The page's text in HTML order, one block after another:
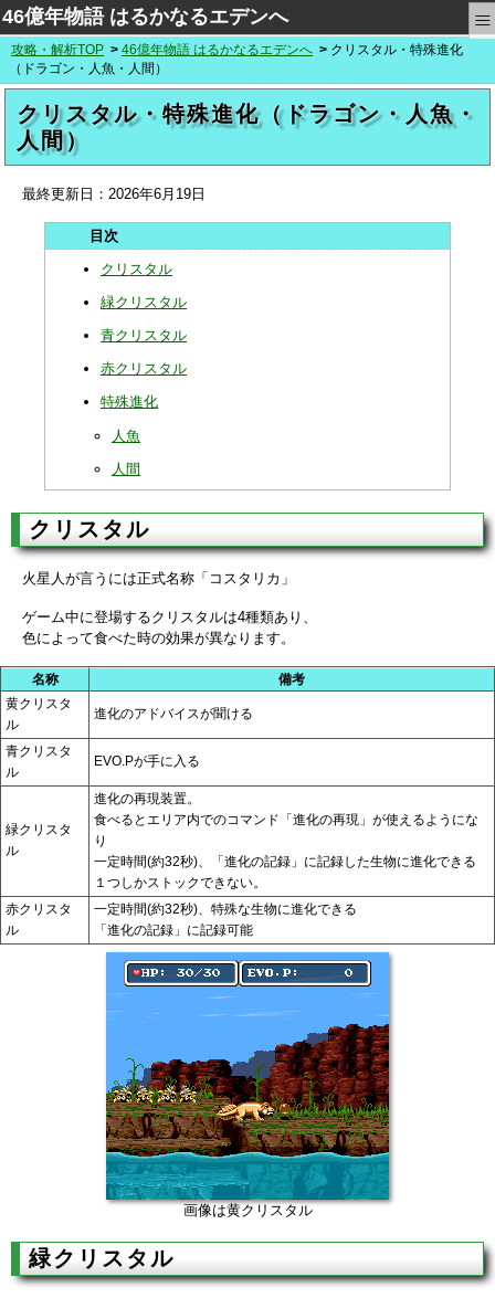
46億年物語 はるかなるエデンへ ≡
攻略・解析TOP 46億年物語 はるかなるエデンへ
クリスタル・特殊進化
（ドラゴン・人魚・人間）
クリスタル・特殊進化（ドラゴン・人魚・
人間）
最終更新日： 2026年6月19日
クリスタル
緑クリスタル
青クリスタル
赤クリスタル
特殊進化
人魚
人間
クリスタル
火星人が言うには正式名称「コスタリカ」
ゲーム中に登場するクリスタルは4種類あり、
色によって食べた時の効果が異なります。
名称
備考
黄クリスタ
ル
進化のアドバイスが聞ける
青クリスタ
ル
EVO.Pが手に入る
緑クリスタ
ル
進化の再現装置。
食べるとエリア内でのコマンド「進化の再現」が使えるようにな
り
一定時間(約32秒)、「進化の記録」に記録した生物に進化できる
１つしかストックできない。
赤クリスタ
ル
一定時間(約32秒)、特殊な生物に進化できる
「進化の記録」に記録可能
画像は黄クリスタル
緑クリスタル